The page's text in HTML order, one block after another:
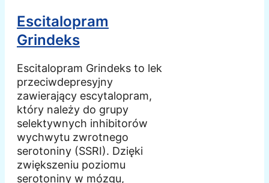
Escitalopram
Grindeks
Escitalopram Grindeks to lek
przeciwdepresyjny
zawierający escytalopram,
który należy do grupy
selektywnych inhibitorów
wychwytu zwrotnego
serotoniny (SSRI). Dzięki
zwiększeniu poziomu
serotoniny w mózgu,